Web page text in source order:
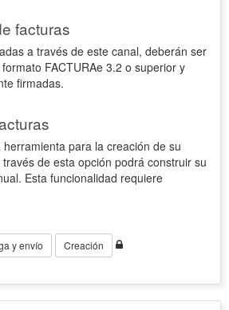
facturas
a través de este canal, deberán ser
FACTURAe 3.2 o superior y
firmadas.
para la creación de su
de esta opción podrá construir su
Esta funcionalidad requiere
y envío Creación